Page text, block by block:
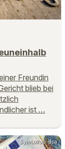
Freundin
blieb bei
ist …
Symbolfoto: dpa